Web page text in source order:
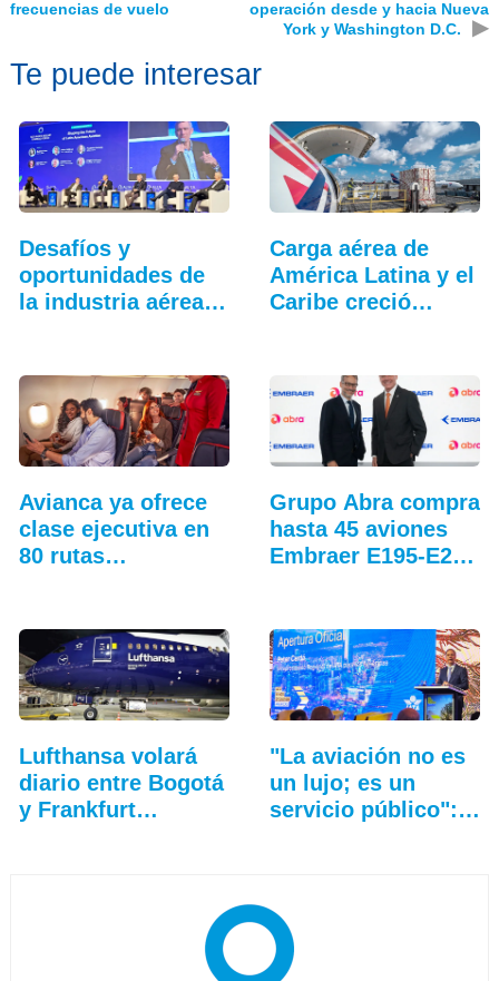
frecuencias de vuelo
operación desde y hacia Nueva
York y Washington D.C.
▶
Te puede interesar
Desafíos y
oportunidades de
la industria aérea
Carga aérea de
América Latina y el
Caribe creció…
Avianca ya ofrece
clase ejecutiva en
80 rutas…
Grupo Abra compra
hasta 45 aviones
Embraer E195-E2…
Lufthansa volará
diario entre Bogotá
y Frankfurt…
"La aviación no es
un lujo; es un
servicio público":…